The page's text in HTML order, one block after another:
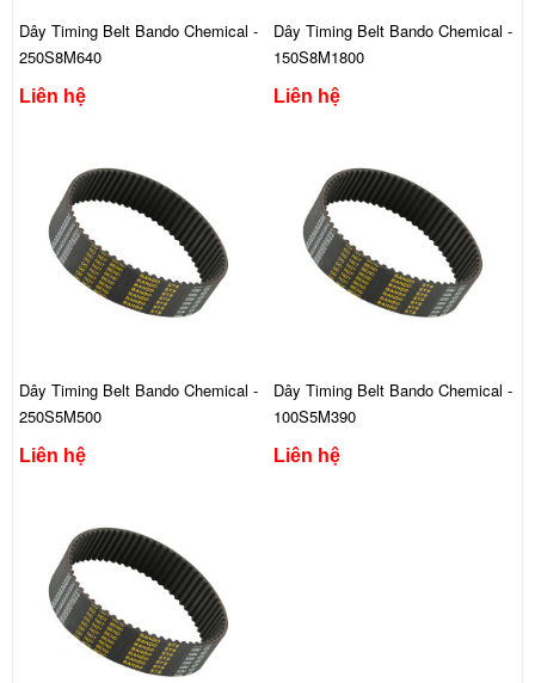
Dây Timing Belt Bando Chemical -
250S8M640
Liên hệ
Dây Timing Belt Bando Chemical -
150S8M1800
Liên hệ
Dây Timing Belt Bando Chemical -
250S5M500
Liên hệ
Dây Timing Belt Bando Chemical -
100S5M390
Liên hệ